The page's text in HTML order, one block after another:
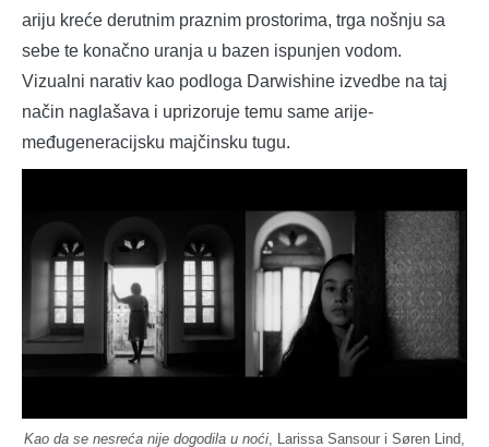
ariju kreće derutnim praznim prostorima, trga nošnju sa
sebe te konačno uranja u bazen ispunjen vodom.
Vizualni narativ kao podloga Darwishine izvedbe na taj
način naglašava i uprizoruje temu same arije-
međugeneracijsku majčinsku tugu.
Kao da se nesreća nije dogodila u noći , Larissa Sansour i Søren Lind,